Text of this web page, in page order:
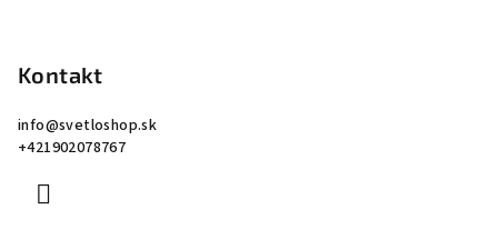
Kontakt
info@svetloshop.sk
+421902078767